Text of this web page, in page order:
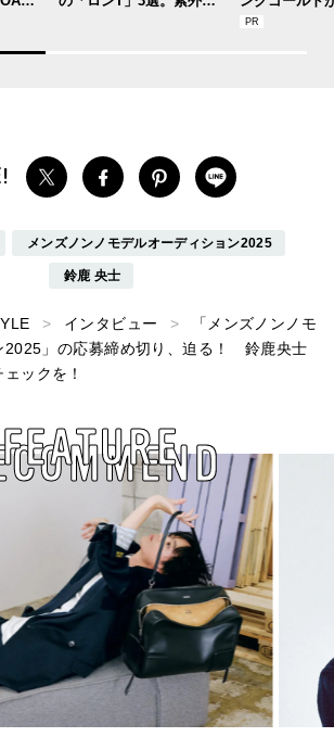
コ
SUMMER
メンズノンノモデルオーディション2025
鈴鹿 央士
インタビュー
「メンズノンノモ
2025」の応募締め切り、迫る！ 鈴鹿央士
ックを！
FEATURE